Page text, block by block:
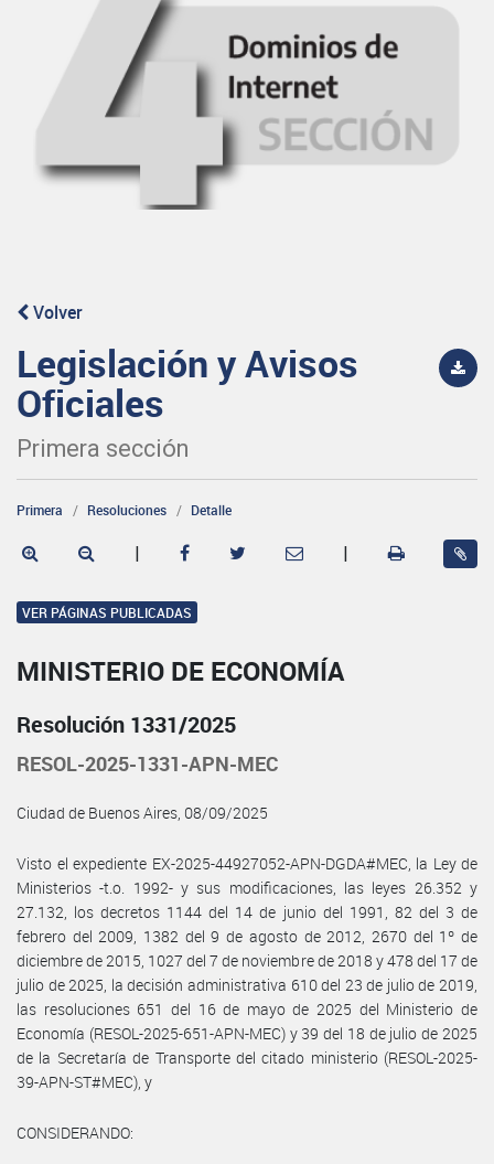
Volver
Legislación y Avisos
Oficiales
Primera sección
Primera Resoluciones Detalle
| |
VER PÁGINAS PUBLICADAS
MINISTERIO DE ECONOMÍA
Resolución 1331/2025
RESOL-2025-1331-APN-MEC
Ciudad de Buenos Aires, 08/09/2025
Visto el expediente EX-2025-44927052-APN-DGDA#MEC, la Ley de
Ministerios -t.o. 1992- y sus modificaciones, las leyes 26.352 y
27.132, los decretos 1144 del 14 de junio del 1991, 82 del 3 de
febrero del 2009, 1382 del 9 de agosto de 2012, 2670 del 1º de
diciembre de 2015, 1027 del 7 de noviembre de 2018 y 478 del 17 de
julio de 2025, la decisión administrativa 610 del 23 de julio de 2019,
las resoluciones 651 del 16 de mayo de 2025 del Ministerio de
Economía (RESOL-2025-651-APN-MEC) y 39 del 18 de julio de 2025
de la Secretaría de Transporte del citado ministerio (RESOL-2025-
39-APN-ST#MEC), y
CONSIDERANDO: